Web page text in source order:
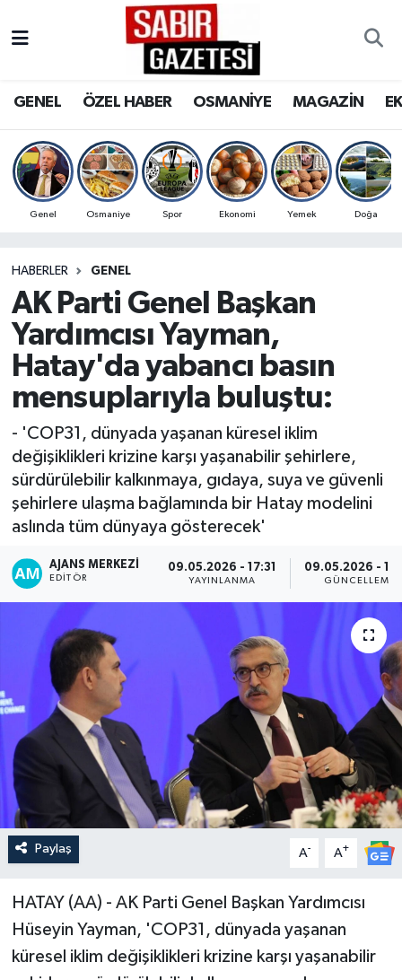
GENEL ÖZEL HABER OSMANİYE MAGAZİN
Genel Osmaniye Spor Ekonomi Yemek Doğa
HABERLER GENEL
AK Parti Genel Başkan
Yardımcısı Yayman,
Hatay'da yabancı basın
mensuplarıyla buluştu:
- 'COP31, dünyada yaşanan küresel iklim
değişiklikleri krizine karşı yaşanabilir şehirlere,
sürdürülebilir kalkınmaya, gıdaya, suya ve güvenli
şehirlere ulaşma bağlamında bir Hatay modelini
aslında tüm dünyaya gösterecek'
AJANS MERKEZI
EDITÖR
09.05.2026 - 17:31
YAYINLANMA
09.05.2026 -
GÜNCELLEME
Paylaş A- A+
HATAY (AA) - AK Parti Genel Başkan Yardımcısı
Hüseyin Yayman, 'COP31, dünyada yaşanan
küresel iklim değişiklikleri krizine karşı yaşanabilir
OSMANİYE
MAGAZİN
SPOR
RESMİ İLANLAR
Osmaniye Nöbetçi Eczaneler
Osmaniye Trafik Yoğunluk Haritası
Süper Lig Puan Durumu ve Fikstür
Son Dakika Haberleri
Haber Arşivi